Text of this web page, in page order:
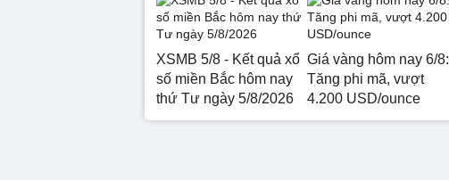
XSMB 5/8 - Kết quả xổ
số miền Bắc hôm nay
thứ Tư ngày 5/8/2026
Giá vàng hôm nay 6/8:
Tăng phi mã, vượt
4.200 USD/ounce